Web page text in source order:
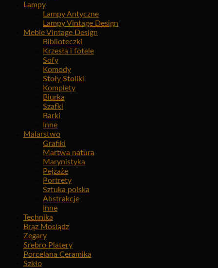
Lampy
Lampy Antyczne
Lampy Vintage Design
Meble Vintage Design
Biblioteczki
Krzesła i fotele
Sofy
Komody
Stoły Stoliki
Komplety
Biurka
Szafki
Barki
Inne
Malarstwo
Grafiki
Martwa natura
Marynistyka
Pejzaże
Portrety
Sztuka polska
Abstrakcje
Inne
Technika
Brąz Mosiądz
Zegary
Srebro Platery
Porcelana Ceramika
Szkło